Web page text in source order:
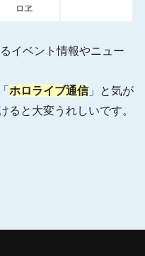
ロヱ
イベント情報やニュー
ホロライブ通信 」と気が
ると大変うれしいです。